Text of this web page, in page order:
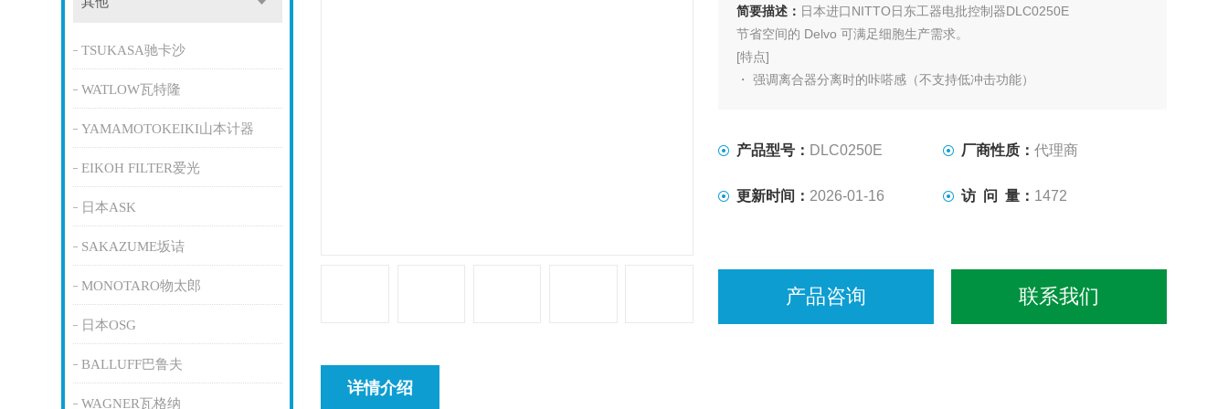
TSUKASA驰卡沙
WATLOW瓦特隆
YAMAMOTOKEIKI山本计器
EIKOH FILTER爱光
日本ASK
SAKAZUME坂诘
MONOTARO物太郎
日本OSG
BALLUFF巴鲁夫
WAGNER瓦格纳
简要描述： 日本进口NITTO日东工器电批控制器DLC0250E
节省空间的 Delvo 可满足细胞生产需求。
[特点]
・ 强调离合器分离时的咔嗒感（不支持低冲击功能）
产品型号： DLC0250E 厂商性质： 代理商
更新时间： 2026-01-16 访 问 量： 1472
产品咨询 联系我们
详情介绍